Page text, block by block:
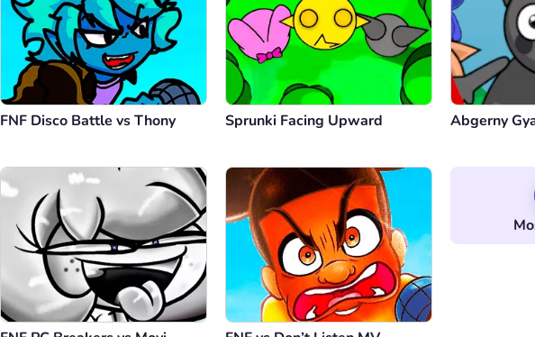
FNF Disco Battle vs Thony Sprunki Facing Upward Abgerny